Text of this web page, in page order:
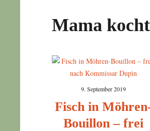
Mama
9. September 2019
Fisch in
Bouillon – frei